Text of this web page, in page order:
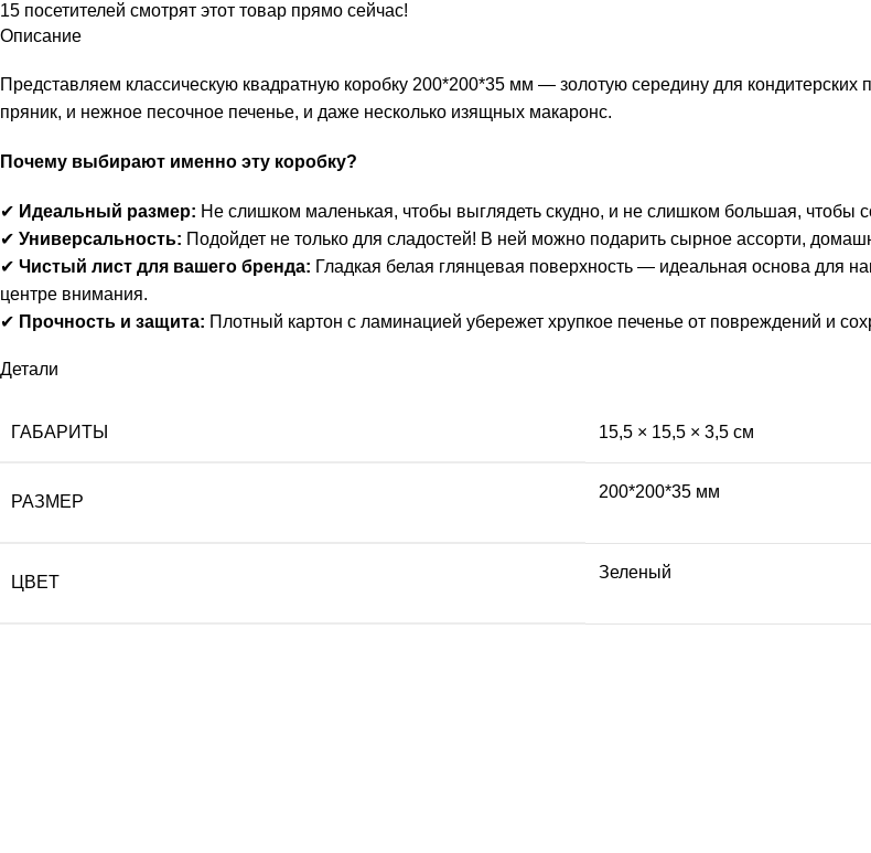
15 посетителей смотрят этот товар прямо сейчас!
Описание
Представляем классическую квадратную коробку 200*200*35 мм — золотую середину для
пряник, и нежное песочное печенье, и даже несколько изящных макаронс.
Почему выбирают именно эту коробку?
✔ Идеальный размер: Не слишком маленькая, чтобы выглядеть скудно, и не слишком большая, чтобы
✔ Универсальность: Подойдет не только для сладостей! В ней можно подарить сырное ассорти,
✔ Чистый лист для вашего бренда: Гладкая белая глянцевая поверхность — идеальная основа для
центре внимания.
✔ Прочность и защита: Плотный картон с ламинацией убережет хрупкое печенье от повреждений и
Детали
ГАБАРИТЫ 15,5 × 15,5 × 3,5 см
РАЗМЕР
200*200*35 мм
ЦВЕТ
Зеленый